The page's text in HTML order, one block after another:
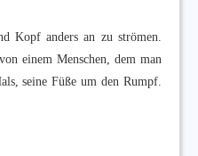
Kopf anders an zu strömen.
einem Menschen, dem man
seine Füße um den Rumpf.